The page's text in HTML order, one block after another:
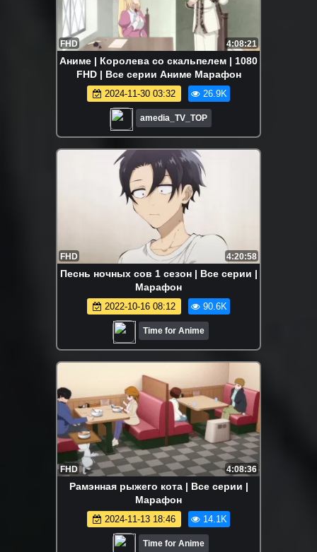
FHD 4:08:21
Аниме | Королева со скальпелем | 1080
FHD | Все серии Аниме Марафон
2024-11-30 03:32 26.9K
amedia_TV_TOP
FHD 4:20:58
Песнь ночных сов 1 сезон | Все серии |
Марафон
2022-10-16 08:12 90.6K
Time for Anime
FHD 4:08:36
Рамэнная рыжего кота | Все серии |
Марафон
2024-11-13 18:46 14.1K
Time for Anime